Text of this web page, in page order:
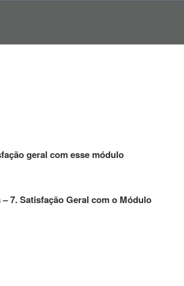
geral com esse módulo
7. Satisfação Geral com o Módulo